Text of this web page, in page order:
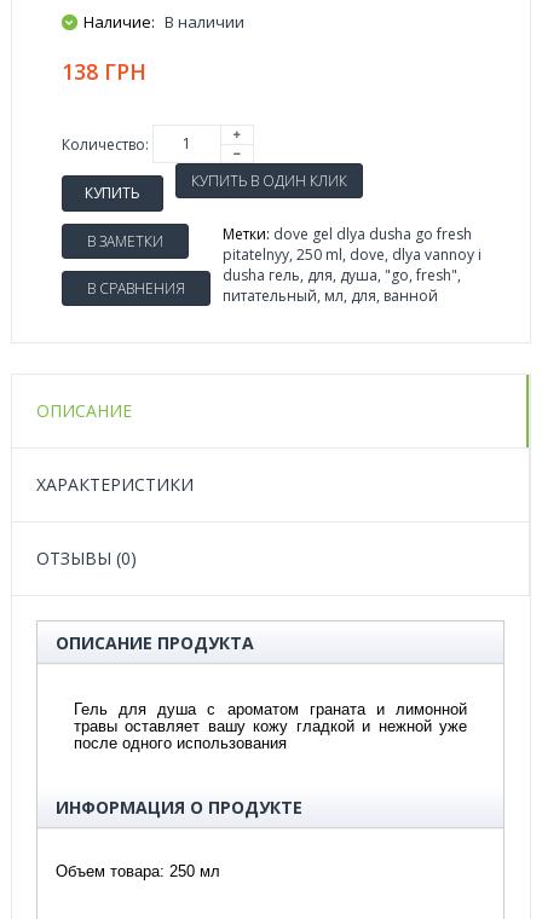
Наличие: В наличии
138 ГРН
Количество:
КУПИТЬ
В ЗАМЕТКИ
В СРАВНЕНИЯ
Метки: dove gel dlya dusha go fresh
pitatelnyy, 250 ml, dove, dlya vannoy i
dusha гель, для, душа, "go,fresh",
питательный, мл, для, ванной
ОПИСАНИЕ
ХАРАКТЕРИСТИКИ
ОТЗЫВЫ (0)
ОПИСАНИЕ ПРОДУКТА
Гель для душа с ароматом граната и лимонной
травы оставляет вашу кожу гладкой и нежной уже
после одного использования
ИНФОРМАЦИЯ О ПРОДУКТЕ
Объем товара: 250 мл